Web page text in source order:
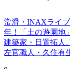
常滑・INAXライ
年！「土の遊園地
建築家・日置拓人
左官職人・久住有